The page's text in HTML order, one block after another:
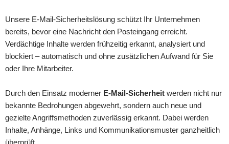
Unsere E-Mail-Sicherheitslösung schützt Ihr Unternehmen
bereits, bevor eine Nachricht den Posteingang erreicht.
Verdächtige Inhalte werden frühzeitig erkannt, analysiert und
blockiert – automatisch und ohne zusätzlichen Aufwand für Sie
oder Ihre Mitarbeiter.
Durch den Einsatz moderner E-Mail-Sicherheit werden nicht nur
bekannte Bedrohungen abgewehrt, sondern auch neue und
gezielte Angriffsmethoden zuverlässig erkannt. Dabei werden
Inhalte, Anhänge, Links und Kommunikationsmuster ganzheitlich
überprüft.